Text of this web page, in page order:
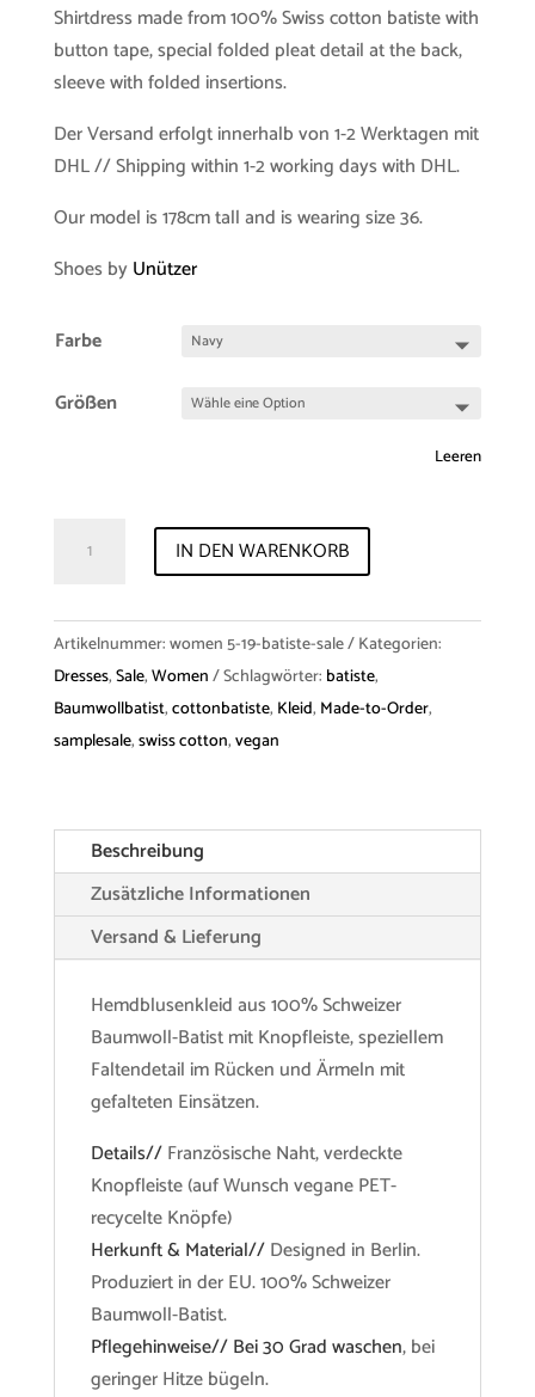
Shirtdress made from 100% Swiss cotton batiste with
button tape, special folded pleat detail at the back,
sleeve with folded insertions.
Der Versand erfolgt innerhalb von 1-2 Werktagen mit
DHL // Shipping within 1-2 working days with DHL.
Our model is 178cm tall and is wearing size 36.
Shoes byUnützer
Farbe
Größen
Leeren
Dress
Batiste
Menge
IN DEN WARENKORB
Artikelnummer:women 5-19-batiste-sale Kategorien:
Dresses,Sale,Women Schlagwörter: batiste,
Baumwollbatist,cottonbatiste, Kleid, Made-to-Order,
samplesale,swiss cotton,vegan
Beschreibung
Zusätzliche Informationen
Versand & Lieferung
Hemdblusenkleid aus 100% Schweizer
Baumwoll-Batist mit Knopfleiste, speziellem
Faltendetail im Rücken und Ärmeln mit
gefalteten Einsätzen.
Details//Französische Naht, verdeckte
Knopfleiste (auf Wunsch vegane PET-
recycelte Knöpfe)
Herkunft & Material//Designed in Berlin.
Produziert in der EU. 100% Schweizer
Baumwoll-Batist.
Pflegehinweise// Bei 30 Grad waschen, bei
geringer Hitze bügeln.